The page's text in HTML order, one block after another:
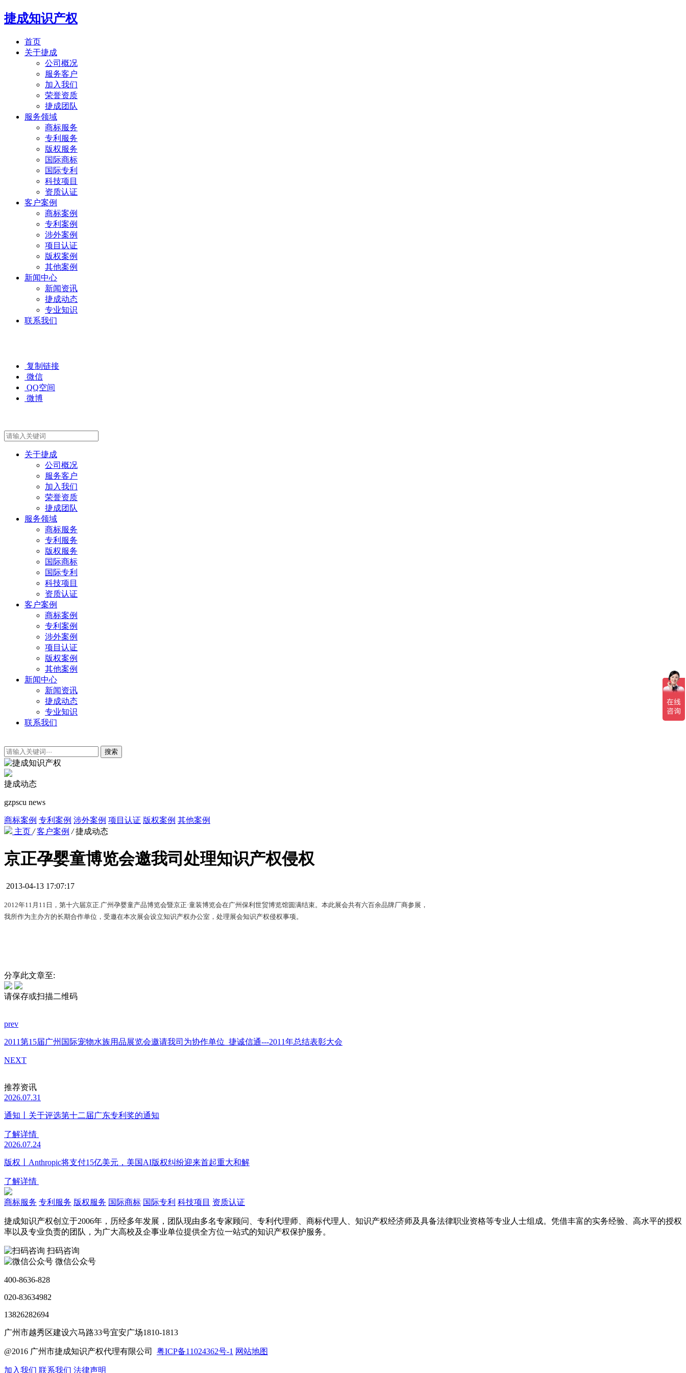
捷成知识产权
首页
关于捷成
公司概况
服务客户
加入我们
荣誉资质
捷成团队
服务领域
商标服务
专利服务
版权服务
国际商标
国际专利
科技项目
资质认证
客户案例
商标案例
专利案例
涉外案例
项目认证
版权案例
其他案例
新闻中心
新闻资讯
捷成动态
专业知识
联系我们
复制链接
微信
QQ空间
微博
关于捷成
公司概况
服务客户
加入我们
荣誉资质
捷成团队
服务领域
商标服务
专利服务
版权服务
国际商标
国际专利
科技项目
资质认证
客户案例
商标案例
专利案例
涉外案例
项目认证
版权案例
其他案例
新闻中心
新闻资讯
捷成动态
专业知识
联系我们
搜索
捷成动态
gzpscu news
商标案例 专利案例 涉外案例 项目认证 版权案例 其他案例
主页 / 客户案例 / 捷成动态
京正孕婴童博览会邀我司处理知识产权侵权
2013-04-13 17:07:17
2012年11月11日，第十六届京正.广州孕婴童产品博览会暨京正·童装博览会在广州保利世贸博览馆圆满结束。本此展会共有六百余品牌厂商参展，
我所作为主办方的长期合作单位，受邀在本次展会设立知识产权办公室，处理展会知识产权侵权事项。
分享此文章至:
请保存或扫描二维码
prev
2011第15届广州国际宠物水族用品展览会邀请我司为协作单位 捷诚信通---2011年总结表彰大会
NEXT
推荐资讯
2026.07.31
通知丨关于评选第十二届广东专利奖的通知
了解详情
2026.07.24
版权丨Anthropic将支付15亿美元，美国AI版权纠纷迎来首起重大和解
了解详情
商标服务 专利服务 版权服务 国际商标 国际专利 科技项目 资质认证
捷成知识产权创立于2006年，历经多年发展，团队现由多名专家顾问、专利代理师、商标代理人、知识产权经济师及具备法律职业资格等专业人士组成。凭借丰富的实务经验、高水平的授权
率以及专业负责的团队，为广大高校及企事业单位提供全方位一站式的知识产权保护服务。
扫码咨询
微信公众号
400-8636-828
020-83634982
13826282694
广州市越秀区建设六马路33号宜安广场1810-1813
@2016 广州市捷成知识产权代理有限公司 粤ICP备11024362号-1 网站地图
加入我们 联系我们 法律声明